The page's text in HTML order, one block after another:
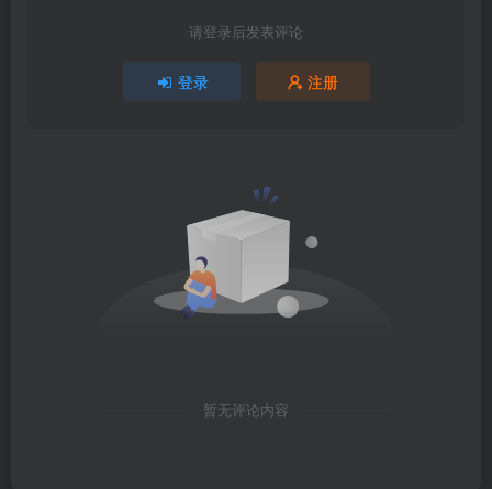
请登录后发表评论
登录 注册
暂无评论内容